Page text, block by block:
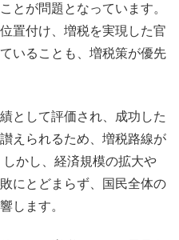
とが問題となっています。
置付け、増税を実現した官
いることも、増税策が優先
として評価され、成功した
えられるため、増税路線が
かし、経済規模の拡大や
にとどまらず、国民全体の
します。